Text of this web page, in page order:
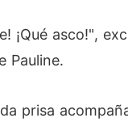
¡Qué asco!",
Pauline.
prisa